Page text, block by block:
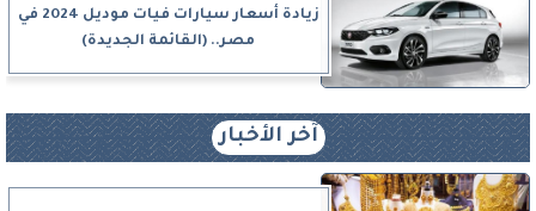
زيادة أسعار سيارات فيات موديل 2024 في
مصر.. (القائمة الجديدة)
آخر الأخبار